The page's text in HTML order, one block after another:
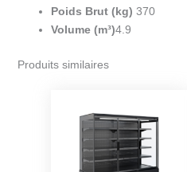
Poids Brut (kg) 370
Volume (m³)4.9
Produits similaires